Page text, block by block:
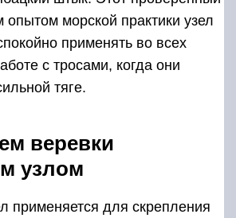
опытом морской практики узел
применять во всех
с тросами, когда они
тяге.
веревки
узлом
применяется для скрепления